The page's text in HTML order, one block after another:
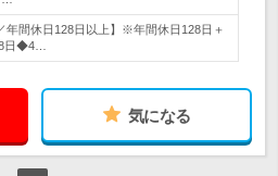
年間休日128日以上】※年間休日128日＋
日◆4…
気になる